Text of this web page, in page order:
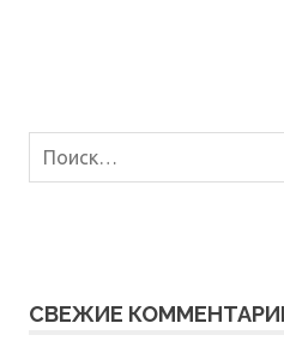
СВЕЖИЕ